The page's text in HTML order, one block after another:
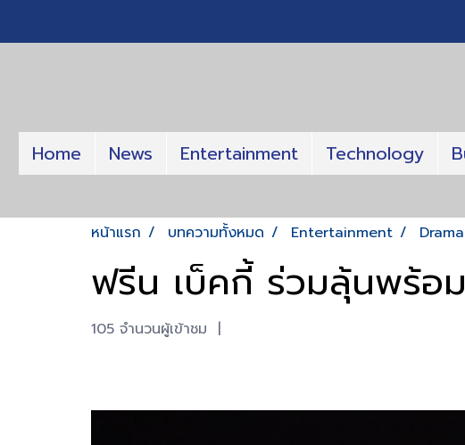
Home News Entertainment Technology
หน้าแรก บทความทั้งหมด Entertainment Drama
ฟรีน เบ็คกี้ ร่วมลุ้นพร้อ
105 จำนวนผู้เข้าชม |